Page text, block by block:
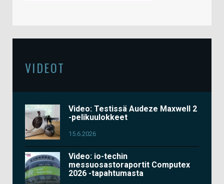
VIDEOT
Video: Testissä Audeze Maxwell 2
-pelikuulokkeet
15.6.2026
Video: io-techin
messuosastoraportit Computex
2026 -tapahtumasta